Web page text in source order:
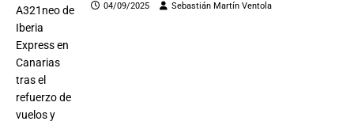
04/09/2025 Sebastián Martín Ventola